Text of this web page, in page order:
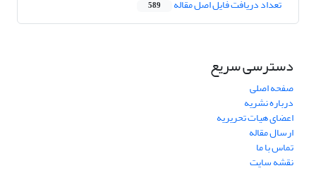
تعداد دریافت فایل اصل مقاله 589
دسترسی سریع
صفحه اصلی
درباره نشریه
اعضای هیات تحریریه
ارسال مقاله
تماس با ما
نقشه سایت